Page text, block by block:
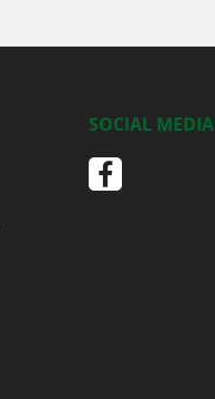
SOCIAL MEDIA